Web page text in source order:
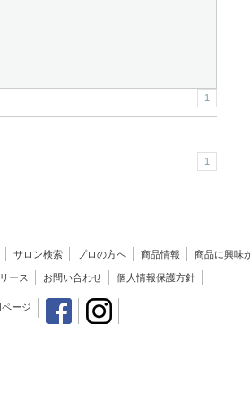
1
1
サロン検索 プロの方へ 商品情報 商品に興味
ース お問い合わせ 個人情報保護方針
ージ